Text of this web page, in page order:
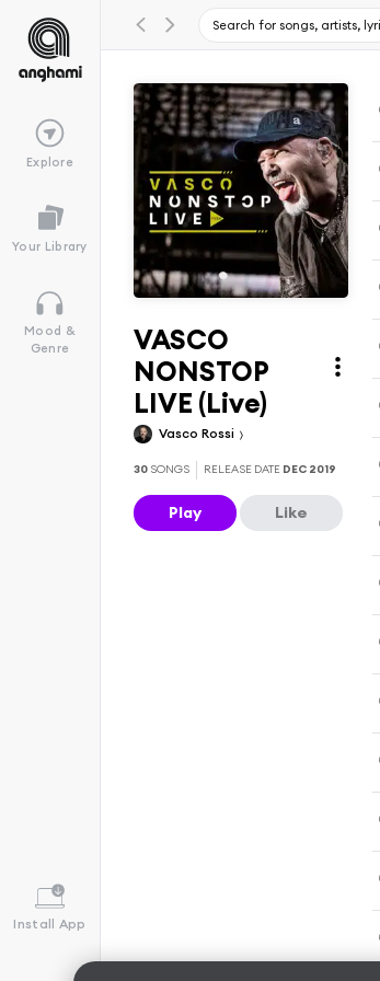
Explore
Your Library
Mood &
Genre
Install App
VASCO
NONSTOP
LIVE (Live)
Vasco Rossi
30 SONGS RELEASE DATE DEC 2019
Play Like